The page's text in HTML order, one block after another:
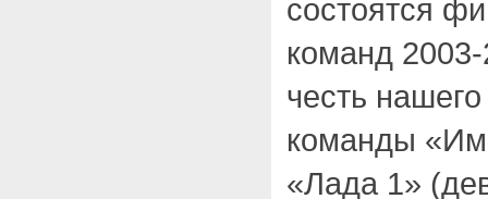
состоятся
команд
честь
команды
«Лада 1»